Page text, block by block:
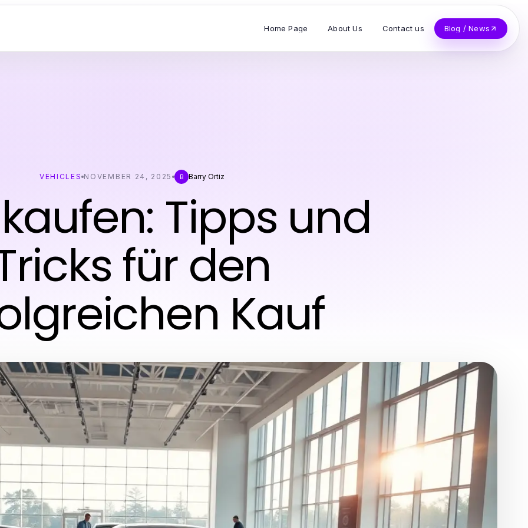
Home Page About Us Contact us Blog / News
VEHICLES NOVEMBER 24, 2025 B Barry Ortiz
Tipps und
für den
Kauf